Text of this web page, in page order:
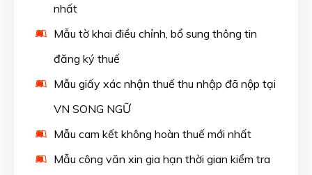
nhất
Mẫu tờ khai điều chỉnh, bổ sung thông tin
đăng ký thuế
Mẫu giấy xác nhận thuế thu nhập đã nộp tại
VN SONG NGỮ
Mẫu cam kết không hoàn thuế mới nhất
Mẫu công văn xin gia hạn thời gian kiểm tra